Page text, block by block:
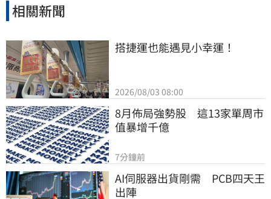
相關新聞
搭捷運也能遇見小幸運！
2026/08/03 08:00
8月佈局強勢股　這13家單周市
值暴增千億
7分鐘前
AI伺服器出貨剛需　PCB四天王
出陣